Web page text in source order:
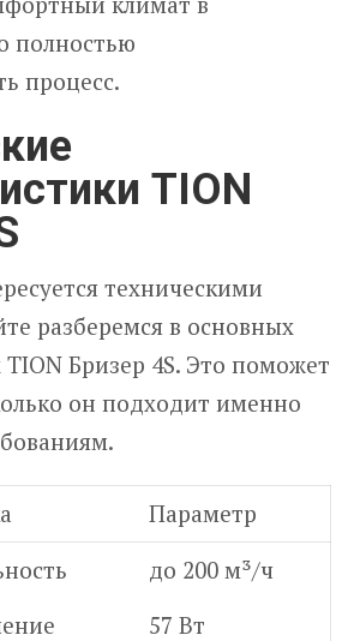
полностью
процесс.
TION
техническими
разберемся в основных
TION Бризер 4S. Это поможет
он подходит именно
Параметр
до 200 м³/ч
57 Вт